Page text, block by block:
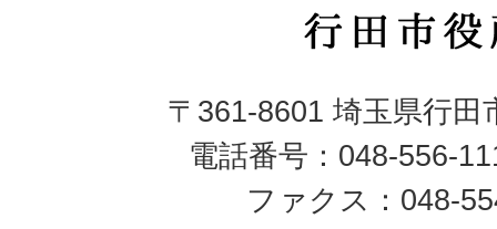
行
市
役
所
〒361-8601 埼玉県行田
電話番号：048-556-
ファクス：048-